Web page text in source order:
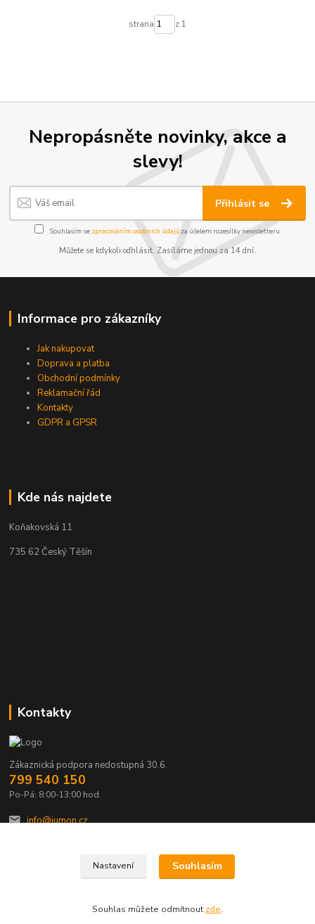
strana z 1
Nepropásněte novinky, akce a
slevy!
Přihlásit se
Souhlasím se zpracováním osobních údajůza účelem rozesílky newsletteru.
Můžete se kdykoli odhlásit. Zasíláme jednou za 14 dní.
Informace pro zákazníky
Jak nakupovat
Doprava a platba
Obchodní podmínky
Reklamační řád
Kontakty
GDPR a GPSR
Kde nás najdete
Koňakovská 11
735 62 Český Těšín
Kontakty
Zákaznická podpora nedostupná 30.6.
799 540 150
Po-Pá: 8:00-13:00 hod.
info@jumon.cz
Nastavení Souhlasím
Souhlas můžete odmítnout zde.